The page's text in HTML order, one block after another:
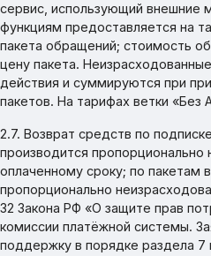
сервис, использующий внешние
функциям предоставляется на
пакета обращений; стоимость
цену пакета.
действия и суммируются при
пакетов. На тарифах ветки «Без
2.7. Возврат средств по
производится пропорционально
оплаченному сроку; по пакетам
пропорционально
32 Закона РФ «О защите прав
комиссии платёжной системы.
поддержку в порядке раздела